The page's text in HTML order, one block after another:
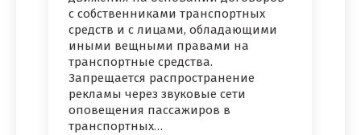
с собственниками транспортных
средств и с лицами, обладающими
иными вещными правами на
транспортные средства.
Запрещается распространение
рекламы через звуковые сети
оповещения пассажиров в
транспортных…